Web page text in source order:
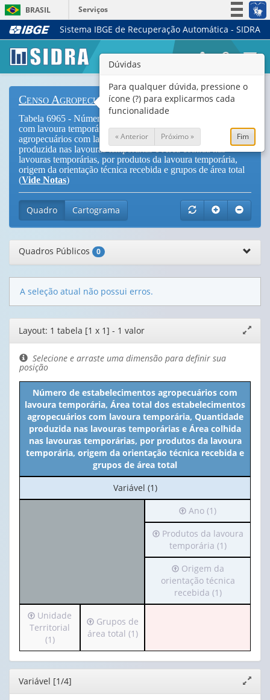
BRASIL
Serviços
Simplifique!
Legislação
Canais
Sistema IBGE de Recuperação Automática - SIDRA
Censo Agropecuário
Tabela 6965 - Número de estabelecimentos agropecuários
com lavoura temporária, Área total dos estabelecimentos
agropecuários com lavoura temporária, Quantidade
produzida nas lavouras temporárias e Área colhida nas
lavouras temporárias, por produtos da lavoura temporária,
origem da orientação técnica recebida e grupos de área total
(Vide Notas)
Quadro Cartograma
Quadros Públicos 0
A seleção atual não possui erros.
Editor
de
layout
janela
Layout: 1 tabela [1 x 1] - 1 valor
Selecione e arraste uma dimensão para definir sua
posição
Número de estabelecimentos agropecuários com
lavoura temporária, Área total dos estabelecimentos
agropecuários com lavoura temporária, Quantidade
produzida nas lavouras temporárias e Área colhida
nas lavouras temporárias, por produtos da lavoura
temporária, origem da orientação técnica recebida e
grupos de área total
No
cabeçalho:
Variável (1)
Irá
para
o
cabeçalho
(possui
apenas
1
valor):
Ano (1)
Irá
para
o
cabeçalho
(possui
apenas
1
da
Produtos da lavoura
temporária (1)
Irá
para
o
cabeçalho
valor):
Origem da
orientação técnica
recebida (1)
Irá
para
cabeçalho
(possui
apenas
1
Unidade
Territorial
(1)
Irá
para
(possui
1
Grupos de
área total (1)
Editor
janela
Variável [1/4]
Dúvidas
Para qualquer dúvida, pressione o
ícone (?) para explicarmos cada
funcionalidade
« Anterior Próximo » Fim